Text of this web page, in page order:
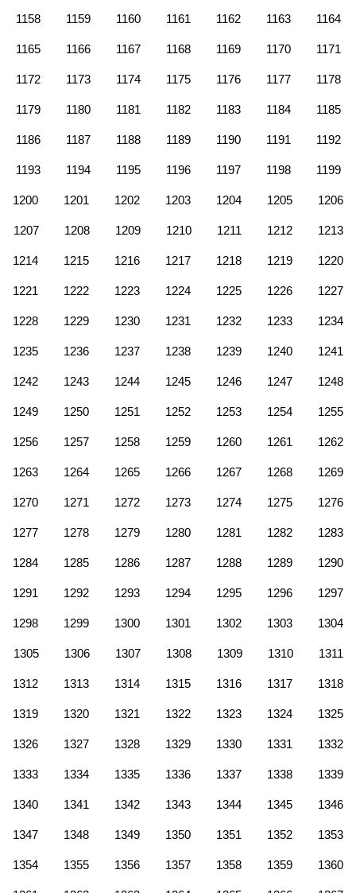
1158 1159 1160 1161 1162 1163 1164
1165 1166 1167 1168 1169 1170 1171
1172 1173 1174 1175 1176 1177 1178
1179 1180 1181 1182 1183 1184 1185
1186 1187 1188 1189 1190 1191 1192
1193 1194 1195 1196 1197 1198 1199
1200 1201 1202 1203 1204 1205 1206
1207 1208 1209 1210 1211 1212 1213
1214 1215 1216 1217 1218 1219 1220
1221 1222 1223 1224 1225 1226 1227
1228 1229 1230 1231 1232 1233 1234
1235 1236 1237 1238 1239 1240 1241
1242 1243 1244 1245 1246 1247 1248
1249 1250 1251 1252 1253 1254 1255
1256 1257 1258 1259 1260 1261 1262
1263 1264 1265 1266 1267 1268 1269
1270 1271 1272 1273 1274 1275 1276
1277 1278 1279 1280 1281 1282 1283
1284 1285 1286 1287 1288 1289 1290
1291 1292 1293 1294 1295 1296 1297
1298 1299 1300 1301 1302 1303 1304
1305 1306 1307 1308 1309 1310 1311
1312 1313 1314 1315 1316 1317 1318
1319 1320 1321 1322 1323 1324 1325
1326 1327 1328 1329 1330 1331 1332
1333 1334 1335 1336 1337 1338 1339
1340 1341 1342 1343 1344 1345 1346
1347 1348 1349 1350 1351 1352 1353
1354 1355 1356 1357 1358 1359 1360